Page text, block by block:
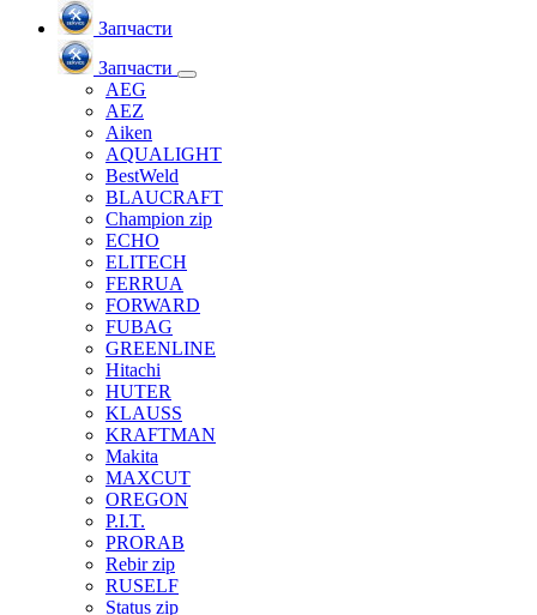
Запчасти
Запчасти
AEG
AEZ
Aiken
AQUALIGHT
BestWeld
BLAUCRAFT
Champion zip
ECHO
ELITECH
FERRUA
FORWARD
FUBAG
GREENLINE
Hitachi
HUTER
KLAUSS
KRAFTMAN
Makita
MAXCUT
OREGON
P.I.T.
PRORAB
Rebir zip
RUSELF
Status zip